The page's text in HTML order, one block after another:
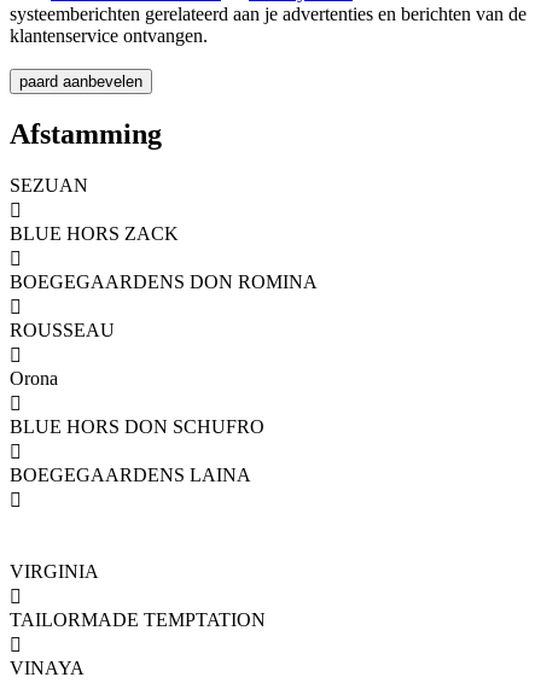
systeemberichten gerelateerd aan je advertenties en berichten van de
klantenservice ontvangen.
Afstamming
SEZUAN

BLUE HORS ZACK

BOEGEGAARDENS DON ROMINA

ROUSSEAU

Orona

BLUE HORS DON SCHUFRO

BOEGEGAARDENS LAINA

VIRGINIA

TAILORMADE TEMPTATION

VINAYA